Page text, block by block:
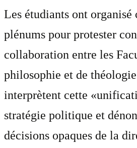
Les étudiants ont organisé
plénums pour protester
collaboration entre les
philosophie et de
interprètent cette
stratégie politique et
décisions opaques de la